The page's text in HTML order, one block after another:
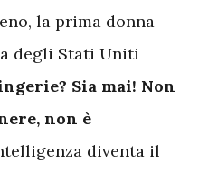
la prima donna
degli Stati Uniti
Sia mai! Non
non è
diventa il